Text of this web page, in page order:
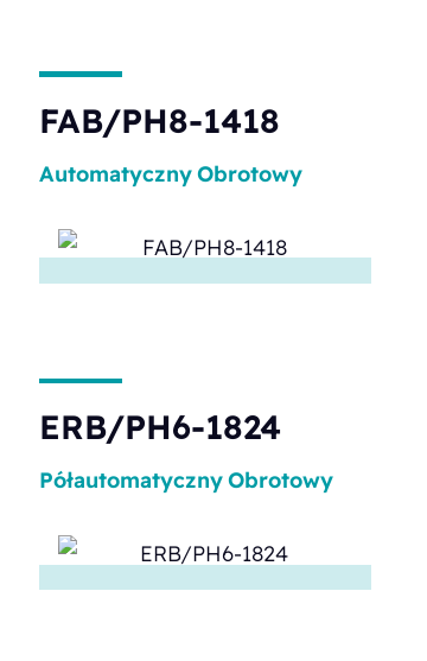
FAB/PH8-1418
AutomatycznyObrotowy
ERB/PH6-1824
PółautomatycznyObrotowy